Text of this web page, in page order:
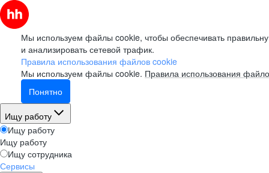
Мы используем файлы cookie, чтобы обеспечивать
и анализировать сетевой трафик.
Правила использования файлов cookie
Мы используем файлы cookie. Правила использования
Понятно
Ищу работу
Ищу работу
Ищу работу
Ищу сотрудника
Сервисы